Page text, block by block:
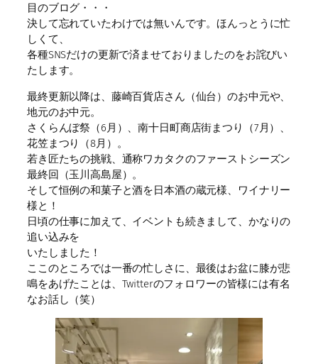
目のブログ・・・
決して忘れていたわけでは無いんです。ほんっとうに忙
しくて、
各種SNSだけの更新で済ませておりましたのをお詫びい
たします。
最終更新以降は、藤崎百貨店さん（仙台）のお中元や、
地元のお中元。
さくらんぼ祭（6月）、南十日町商店街まつり（7月）、
花笠まつり（8月）。
若き匠たちの挑戦、通称ワカタクのファーストシーズン
最終回（玉川高島屋）。
そして恒例の和菓子と酒を日本酒の蔵元様、ワイナリー
様と！
日頃の仕事に加えて、イベントも続きまして、かなりの
追い込みを
いたしました！
ここのところでは一番の忙しさに、最後はお盆に膝が悲
鳴をあげたことは、Twitterのフォロワーの皆様には有名
なお話し（笑）